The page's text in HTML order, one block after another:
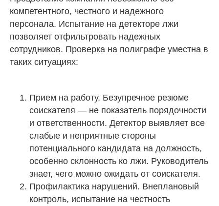
компетентного, честного и надежного
персонала. Испытание на детекторе лжи
позволяет отфильтровать надежных
сотрудников. Проверка на полиграфе уместна в
таких ситуациях:
Прием на работу. Безупречное резюме
соискателя — не показатель порядочности
и ответственности. Детектор выявляет все
слабые и неприятные стороны
потенциального кандидата на должность,
особенно склонность ко лжи. Руководитель
знает, чего можно ожидать от соискателя.
Профилактика нарушений. Внеплановый
контроль, испытание на честность